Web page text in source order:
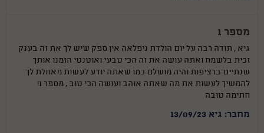
מספר 1
גיא , תודה רבה על יום הולדת ניפלאה אין ספק שיש לך את זה בענק
זכית בלשמח ואתה עושה את זה הכי טבעי ואוטנטי הזמנו אותך
שנתיים ברציפות והיה מושלם כמו שאתה יודע לעשות מאחלת לך
להמשיך לעשות את מה שאתה אוהב ועושה הכי טוב , מספר 1!
חתימה טובה
מחבר: גיא 13/09/23